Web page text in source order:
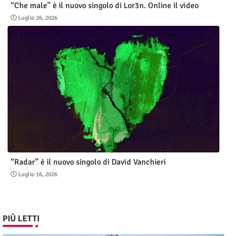
“Che male” è il nuovo singolo di Lor3n. Online il video
Luglio 26, 2026
“Radar” è il nuovo singolo di David Vanchieri
Luglio 16, 2026
PIÙ LETTI